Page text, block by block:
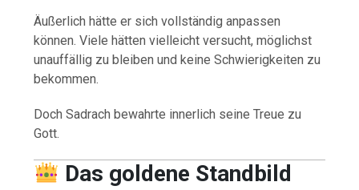
Äußerlich hätte er sich vollständig anpassen
können. Viele hätten vielleicht versucht, möglichst
unauffällig zu bleiben und keine Schwierigkeiten zu
bekommen.
Doch Sadrach bewahrte innerlich seine Treue zu
Gott.
Das goldene Standbild